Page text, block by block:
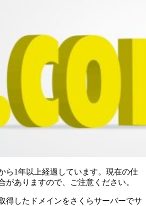
ら1年以上経過しています。現在の仕
がありますので、ご注意ください。
得したドメインをさくらサーバーでサ